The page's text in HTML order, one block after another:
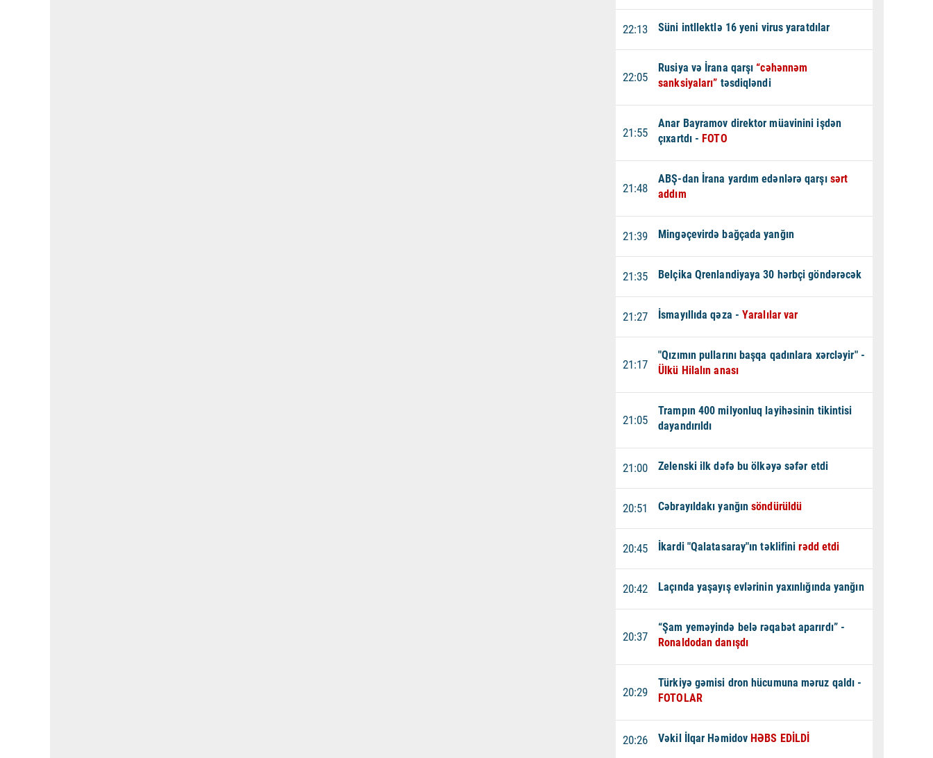
22:13 Süni intllektlə 16 yeni virus yaratdılar
22:05
Rusiya və İrana qarşı “cəhənnəm
sanksiyaları” təsdiqləndi
21:55
Anar Bayramov direktor müavinini işdən
çıxartdı - FOTO
21:48
ABŞ-dan İrana yardım edənlərə qarşı sərt
addım
21:39 Mingəçevirdə bağçada yanğın
21:35 Belçika Qrenlandiyaya 30 hərbçi göndərəcək
21:27 İsmayıllıda qəza -Yaralılar var
21:17
"Qızımın pullarını başqa qadınlara xərcləyir" -
Ülkü Hilalın anası
21:05
Trampın 400 milyonluq layihəsinin tikintisi
dayandırıldı
21:00 Zelenski ilk dəfə bu ölkəyə səfər etdi
20:51 Cəbrayıldakı yanğınsöndürüldü
20:45 İkardi "Qalatasaray"ın təklifinirədd etdi
20:42 Laçında yaşayış evlərinin yaxınlığında yanğın
20:37
“Şam yeməyində belə rəqabət aparırdı” -
Ronaldodan danışdı
20:29
Türkiyə gəmisi dron hücumuna məruz qaldı -
FOTOLAR
20:26 Vəkil İlqar Həmidov HƏBS EDİLDİ